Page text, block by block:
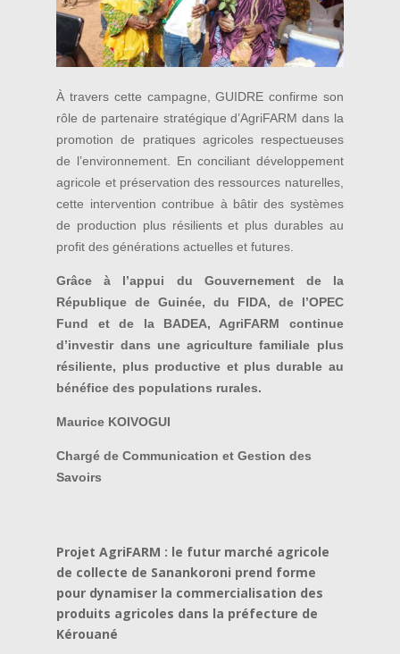
À travers cette campagne, GUIDRE confirme son
rôle de partenaire stratégique d’AgriFARM dans la
promotion de pratiques agricoles respectueuses
de l’environnement. En conciliant développement
agricole et préservation des ressources naturelles,
cette intervention contribue à bâtir des systèmes
de production plus résilients et plus durables au
profit des générations actuelles et futures.
Grâce à l’appui du Gouvernement de la
République de Guinée, du FIDA, de l’OPEC
Fund et de la BADEA, AgriFARM continue
d’investir dans une agriculture familiale plus
résiliente, plus productive et plus durable au
bénéfice des populations rurales.
Maurice KOIVOGUI
Chargé de Communication et Gestion des
Savoirs
Projet AgriFARM : le futur marché agricole
de collecte de Sanankoroni prend forme
pour dynamiser la commercialisation des
produits agricoles dans la préfecture de
Kérouané